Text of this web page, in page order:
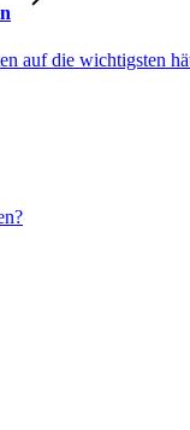
auf die wichtigsten